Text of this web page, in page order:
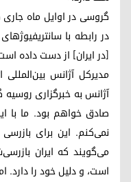
گروسی در اوایل ماه
در رابطه با
[در ایران] از دست داده
مدیرکل آژانس
آژانس به خبرگزاری
صادق خواهم بود. ما با
نمی‌کنم. این برای
می‌گویند که ایران
است، و دلیل خود را دارد.